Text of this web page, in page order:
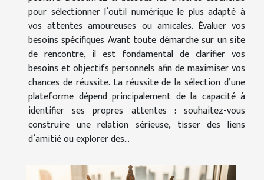
pour sélectionner l’outil numérique le plus adapté à
vos attentes amoureuses ou amicales. Évaluer vos
besoins spécifiques Avant toute démarche sur un site
de rencontre, il est fondamental de clarifier vos
besoins et objectifs personnels afin de maximiser vos
chances de réussite. La réussite de la sélection d’une
plateforme dépend principalement de la capacité à
identifier ses propres attentes : souhaitez-vous
construire une relation sérieuse, tisser des liens
d’amitié ou explorer des...